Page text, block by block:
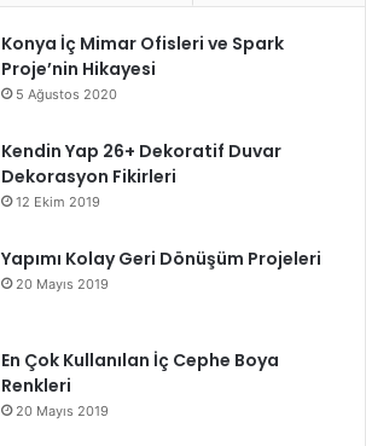
Konya İç Mimar Ofisleri ve Spark
Proje’nin Hikayesi
5 Ağustos 2020
Kendin Yap 26+ Dekoratif Duvar
Dekorasyon Fikirleri
12 Ekim 2019
Yapımı Kolay Geri Dönüşüm Projeleri
20 Mayıs 2019
En Çok Kullanılan İç Cephe Boya
Renkleri
20 Mayıs 2019